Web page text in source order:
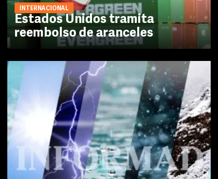
INTERNACIONAL
Estados Unidos tramita
reembolso de aranceles